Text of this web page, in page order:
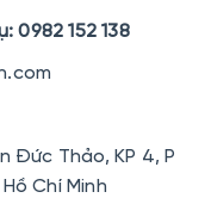
0982 152 138
Đức Thảo, KP 4, P
Chí Minh